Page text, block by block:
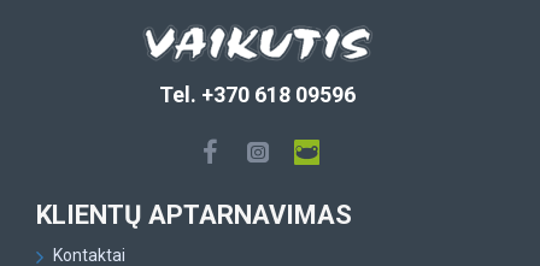
Tel. +370 618 09596
KLIENTŲ APTARNAVIMAS
Kontaktai